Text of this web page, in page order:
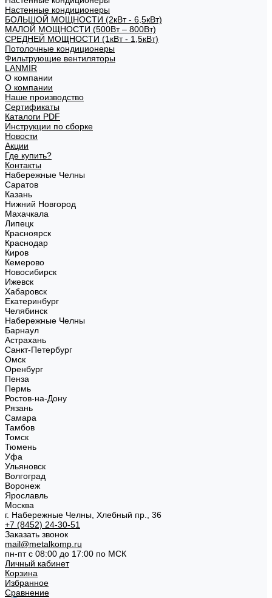
Настенные кондиционеры
БОЛЬШОЙ МОЩНОСТИ (2кВт - 6,5кВт)
МАЛОЙ МОЩНОСТИ (500Вт – 800Вт)
СРЕДНЕЙ МОЩНОСТИ (1кВт - 1,5кВт)
Потолочные кондиционеры
Фильтрующие вентиляторы
LANMIR
О компании
О компании
Наше производство
Сертификаты
Каталоги PDF
Инструкции по сборке
Новости
Акции
Где купить?
Контакты
Набережные Челны
Саратов
Казань
Нижний Новгород
Махачкала
Липецк
Красноярск
Краснодар
Киров
Кемерово
Новосибирск
Ижевск
Хабаровск
Екатеринбург
Челябинск
Набережные Челны
Барнаул
Астрахань
Санкт-Петербург
Омск
Оренбург
Пенза
Пермь
Ростов-на-Дону
Рязань
Самара
Тамбов
Томск
Тюмень
Уфа
Ульяновск
Волгоград
Воронеж
Ярославль
Москва
г. Набережные Челны, Хлебный пр., 36
+7 (8452) 24-30-51
Заказать звонок
mail@metalkomp.ru
пн-пт с 08:00 до 17:00 по МСК
Личный кабинет
Корзина
Избранное
Сравнение